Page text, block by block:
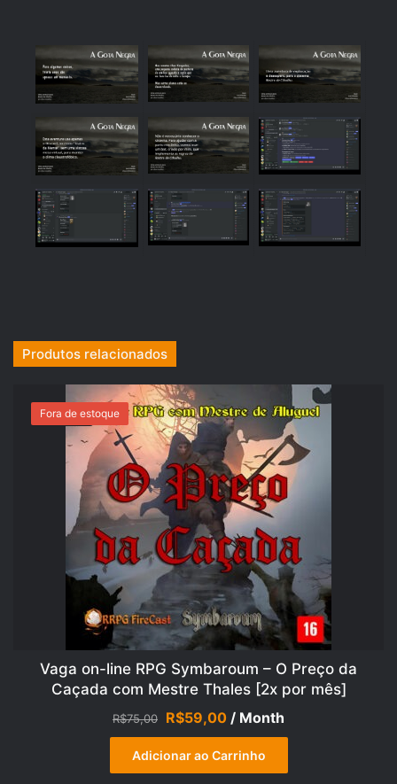
Produtos relacionados
OFERTA!
Fora de estoque
Vaga on-line RPG Symbaroum – O Preço da
Caçada com Mestre Thales [2x por mês]
R$75,00
O
preço
original
era:
R$59,00O
preço
atual
é:
/ Month
Adicionar ao Carrinho